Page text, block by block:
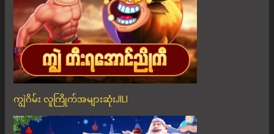
ကျွဲဂိမ်း လူကြိုက်အများဆုံးJILI